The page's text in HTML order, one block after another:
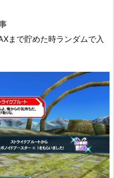
まで貯めた時ランダムで入